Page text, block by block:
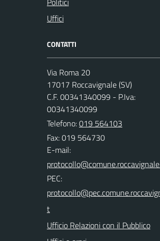
Uffici
CONTATTI
Via Roma 20
17017 Roccavignale (SV)
C.F. 00341340099 - P.Iva:
00341340099
Telefono:019 564103
Fax: 019 564730
E-mail:
PEC:
Ufficio Relazioni con il Pubblico